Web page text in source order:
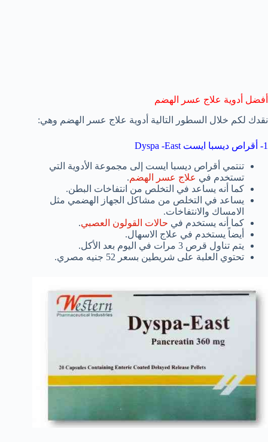
أفضل أدوية علاج عسر الهضم
نقدك لكم خلال السطور التالية أدوية علاج عسر الهضم وهي:
1- أقراص ديسبا ايست Dyspa -East
تنتمي أقراص ديسبا ايست إلى مجموعة الأدوية التي
تستخدم في علاج عسر الهضم.
كما أنه يساعد في التخلص من انتفاخات البطن.
يساعد في التخلص من مشاكل الجهاز الهضمي مثل
الامساك والانتفاخات.
كما أنه يستخدم في حالات القولون العصبي.
أيضاً يستخدم في علاج الاسهال.
يتم تناول قرص 3 مرات في اليوم بعد الأكل.
تحتوي العلبة على شريطين بسعر 52 جنيه مصري.